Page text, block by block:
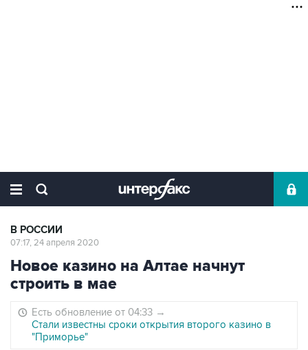
В РОССИИ
07:17, 24 апреля 2020
Новое казино на Алтае начнут
строить в мае
Есть обновление от 04:33 →
Стали известны сроки открытия второго казино в
"Приморье"